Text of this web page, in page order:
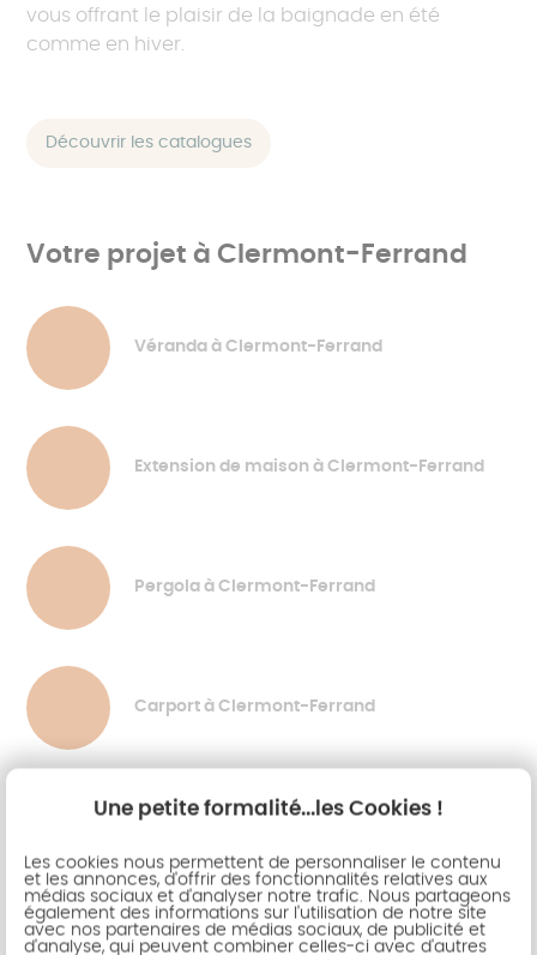
vous offrant le plaisir de la baignade en été
comme en hiver.
Découvrir les catalogues
Votre projet à Clermont-Ferrand
Véranda à Clermont-Ferrand
Extension de maison à Clermont-Ferrand
Pergola à Clermont-Ferrand
Carport à Clermont-Ferrand
Une petite formalité...les Cookies !
Les cookies nous permettent de personnaliser le contenu
et les annonces, d'offrir des fonctionnalités relatives aux
médias sociaux et d'analyser notre trafic. Nous partageons
également des informations sur l'utilisation de notre site
avec nos partenaires de médias sociaux, de publicité et
d'analyse, qui peuvent combiner celles-ci avec d'autres